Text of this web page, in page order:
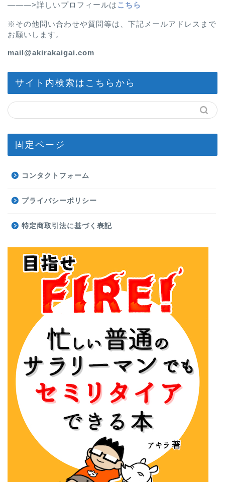
———>詳しいプロフィールは こちら
※その他問い合わせや質問等は、下記メールアドレスまで
お願いします。
mail@akirakaigai.com
サイト内検索はこちらから
固定ページ
コンタクトフォーム
プライバシーポリシー
特定商取引法に基づく表記